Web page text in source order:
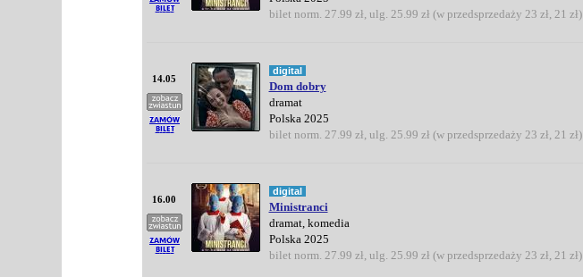
bilet norm. 27.99 zł, ulg. 25.99 zł (w przedsprzedaży 23 zł, 21 zł)
14.05
digital
Dom dobry
dramat
Polska 2025
bilet norm. 27.99 zł, ulg. 25.99 zł (w przedsprzedaży 23 zł, 21 zł)
16.00
digital
Ministranci
dramat, komedia
Polska 2025
bilet norm. 27.99 zł, ulg. 25.99 zł (w przedsprzedaży 23 zł, 21 zł)